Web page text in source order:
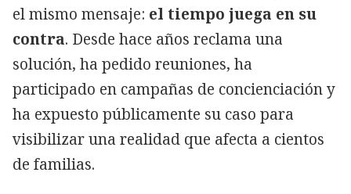
el mismo mensaje: el tiempo juega en su
contra. Desde hace años reclama una
solución, ha pedido reuniones, ha
participado en campañas de concienciación y
ha expuesto públicamente su caso para
visibilizar una realidad que afecta a cientos
de familias.